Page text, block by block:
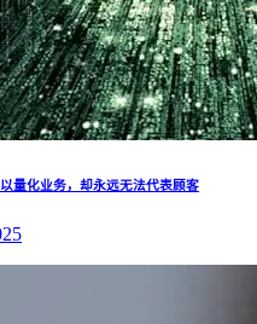
量化业务，却永远无法代表顾客